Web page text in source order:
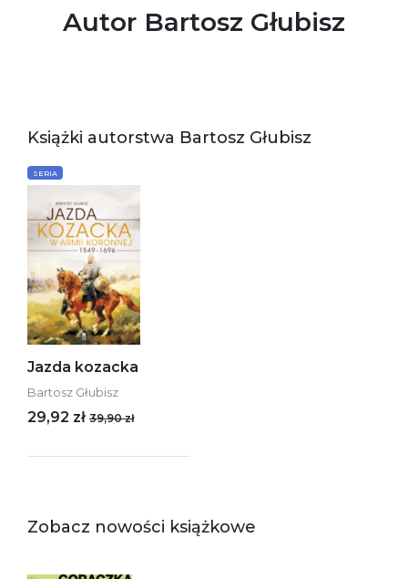
Autor Bartosz Głubisz
Książki autorstwa Bartosz Głubisz
SERIA
Jazda kozacka
Bartosz Głubisz
29,92 zł 39,90 zł
Zobacz nowości książkowe